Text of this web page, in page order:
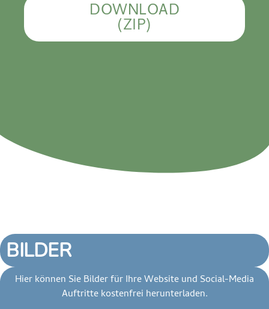
DOWNLOAD
(ZIP)
BILDER
Hier können Sie Bilder für Ihre Website und Social-Media
Auftritte kostenfrei herunterladen.